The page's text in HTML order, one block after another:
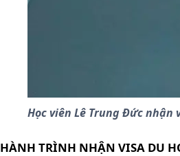
Học viên Lê Trung Đức
HÀNH TRÌNH NHẬN VISA DU